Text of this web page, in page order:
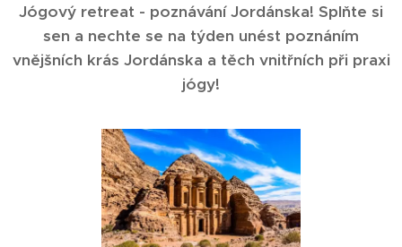
Jógový retreat - poznávání Jordánska! Splňte si
sen a nechte se na týden unést poznáním
vnějšních krás Jordánska a těch vnitřních při praxi
jógy!